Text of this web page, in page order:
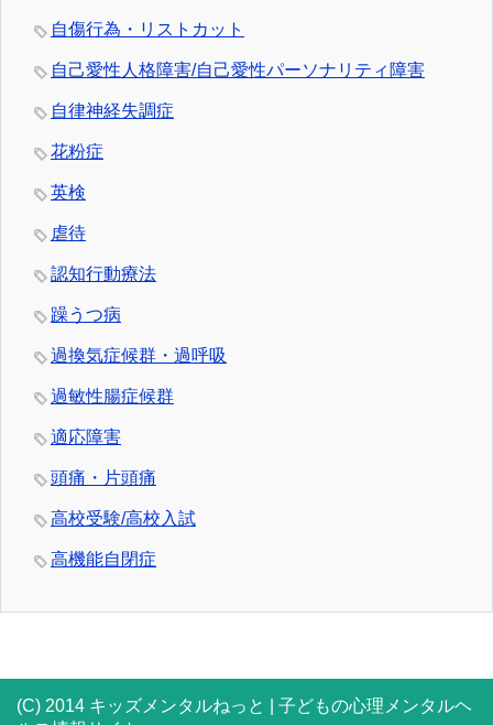
自傷行為・リストカット
自己愛性人格障害/自己愛性パーソナリティ障害
自律神経失調症
花粉症
英検
虐待
認知行動療法
躁うつ病
過換気症候群・過呼吸
過敏性腸症候群
適応障害
頭痛・片頭痛
高校受験/高校入試
高機能自閉症
(C) 2014 キッズメンタルねっと | 子どもの心理メンタルヘ